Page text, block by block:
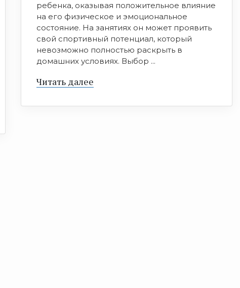
ребенка, оказывая положительное влияние
на его физическое и эмоциональное
состояние. На занятиях он может проявить
свой спортивный потенциал, который
невозможно полностью раскрыть в
домашних условиях. Выбор ...
Читать далее